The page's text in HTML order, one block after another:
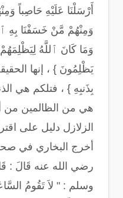
أَرْسَلْنَا عَلَيْهِ حَاصِباً
وَمِنْهُمْ مَّنْ خَسَفْنَا بِهِ
وَمَا كَانَ ٱللَّهُ
يَظْلِمُونَ } ، إنها
بِذَنبِهِ } ، فتلكم هي
هي من الظالمين من
الزلازل دليل على
أخرج البخاري في
رضي الله عنه قَالَ :
وسلم : " لاَ تَقُومُ